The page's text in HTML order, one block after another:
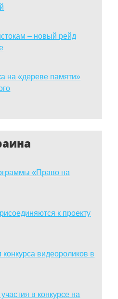
– новый рейд
на «дереве памяти»
«Право на
к проекту
видеороликов в
в конкурсе на